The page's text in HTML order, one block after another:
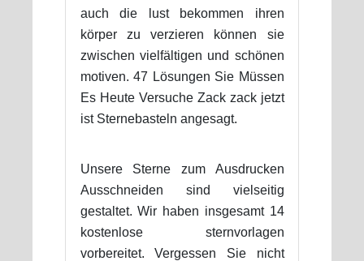
auch die lust bekommen ihren
körper zu verzieren können sie
zwischen vielfältigen und schönen
motiven. 47 Lösungen Sie Müssen
Es Heute Versuche Zack zack jetzt
ist Sternebasteln angesagt.
Unsere Sterne zum Ausdrucken
Ausschneiden sind vielseitig
gestaltet. Wir haben insgesamt 14
kostenlose sternvorlagen
vorbereitet. Vergessen Sie nicht